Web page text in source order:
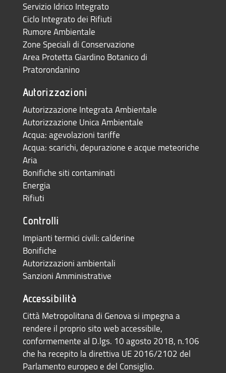
Servizio Idrico Integrato
Ciclo Integrato dei Rifiuti
Rumore Ambientale
Zone Speciali di Conservazione
Area Protetta Giardino Botanico di
Pratorondanino
Autorizzazioni
Autorizzazione Integrata Ambientale
Autorizzazione Unica Ambientale
Acqua: agevolazioni tariffe
Acqua: scarichi, depurazione e acque meteoriche
Aria
Bonifiche siti contaminati
Energia
Rifiuti
Controlli
Impianti termici civili: calderine
Bonifiche
Autorizzazioni ambientali
Sanzioni Amministrative
Accessibilità
Città Metropolitana di Genova si impegna a
rendere il proprio sito web accessibile,
conformemente al D.lgs. 10 agosto 2018, n.106
che ha recepito la direttiva UE 2016/2102 del
Parlamento europeo e del Consiglio.